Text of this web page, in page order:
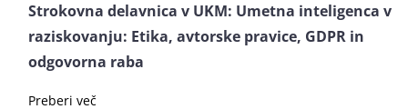
Strokovna delavnica v UKM: Umetna inteligenca v
raziskovanju: Etika, avtorske pravice, GDPR in
odgovorna raba
Preberi več